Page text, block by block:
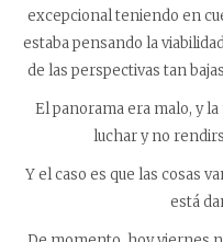
excepcional teniendo en
estaba pensando la
de las perspectivas tan
El panorama era malo, y
luchar y no
Y el caso es que las cosas
está